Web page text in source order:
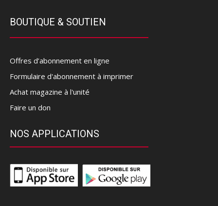
BOUTIQUE & SOUTIEN
Offres d’abonnement en ligne
Formulaire d'abonnement à imprimer
Achat magazine à l'unité
Faire un don
NOS APPLICATIONS